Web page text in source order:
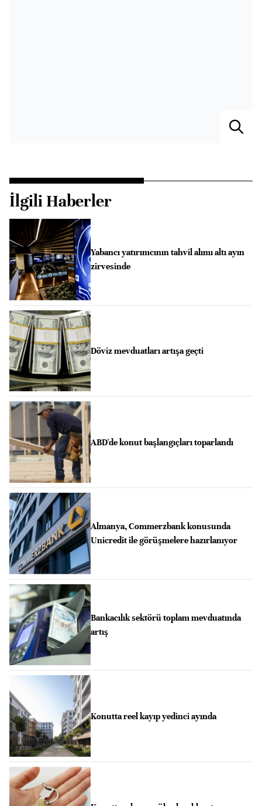
İlgili Haberler
Yabancı yatırımcının tahvil alımı altı ayın
zirvesinde
Döviz mevduatları artışa geçti
ABD'de konut başlangıçları toparlandı
Almanya, Commerzbank konusunda
Unicredit ile görüşmelere hazırlanıyor
Bankacılık sektörü toplam mevduatında
artış
Konutta reel kayıp yedinci ayında